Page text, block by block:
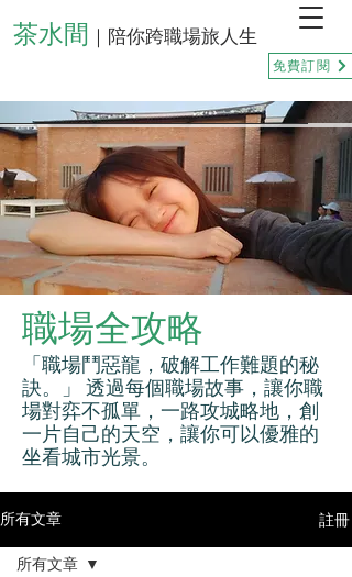
茶水間 ｜陪你跨職場旅人生
免費訂閱
職場全攻略
「職場鬥惡龍，破解工作難題的秘
訣。」 透過每個職場故事，讓你職
場對弈不孤單，一路攻城略地，創
一片自己的天空，讓你可以優雅的
坐看城市光景。
所有文章 註冊
所有文章